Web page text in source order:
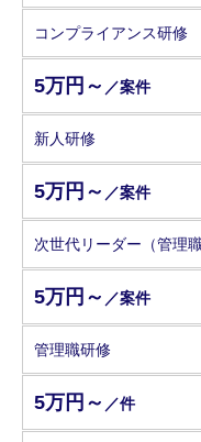
コンプライアンス研修
5万円～ ／案件
新人研修
5万円～ ／案件
次世代リーダー（管理
5万円～ ／案件
管理職研修
5万円～ ／件